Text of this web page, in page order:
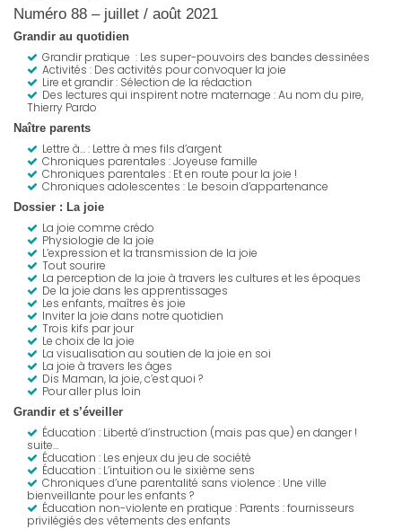
Numéro 88 – juillet / août 2021
Grandir au quotidien
Grandir pratique : Les super-pouvoirs des bandes dessinées
Activités : Des activités pour convoquer la joie
Lire et grandir : Sélection de la rédaction
Des lectures qui inspirent notre maternage :Au nom du pire,
Thierry Pardo
Naître parents
Lettre à… : Lettre à mes fils d’argent
Chroniques parentales : Joyeuse famille
Chroniques parentales : Et en route pour la joie !
Chroniques adolescentes : Le besoin d’appartenance
Dossier : La joie
La joie comme crédo
Physiologie de la joie
L’expression et la transmission de la joie
Tout sourire
La perception de la joie à travers les cultures et les époques
De la joie dans les apprentissages
Les enfants, maîtres ès joie
Inviter la joie dans notre quotidien
Trois kifs par jour
Le choix de la joie
La visualisation au soutien de la joie en soi
La joie à travers les âges
Dis Maman, la joie, c’est quoi ?
Pour aller plus loin
Grandir et s’éveiller
Éducation : Liberté d’instruction (mais pas que) en danger !
suite…
Éducation : Les enjeux du jeu de société
Éducation : L’intuition ou le sixième sens
Chroniques d’une parentalité sans violence : Une ville
bienveillante pour les enfants ?
Éducation non-violente en pratique : Parents : fournisseurs
privilégiés des vêtements des enfants